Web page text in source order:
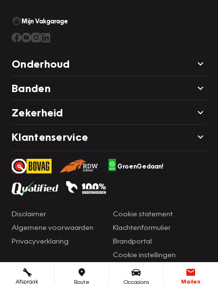
Afspraak Route Occasions Mailen
Mijn Vakgarage
Onderhoud
Banden
Zekerheid
Klantenservice
GroenGedaan!
Disclaimer
Algemene voorwaarden
Privacyverklaring
Cookie statement
Klachtenformulier
Brandportal
Cookie instellingen